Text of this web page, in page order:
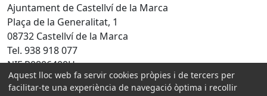
Ajuntament de Castellví de la Marca
Plaça de la Generalitat, 1
08732 Castellví de la Marca
Tel. 938 918 077
NIF P0806400H
Amb la col·laboració de:
Aquest lloc web fa servir cookies pròpies i de tercers per
facilitar-te una experiència de navegació òptima i recollir